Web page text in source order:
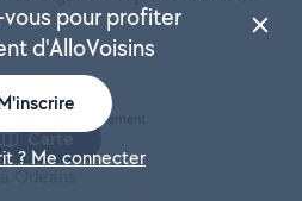
le même département
Orléans
Carte
pour profiter
d'AlloVoisins
? Me connecter